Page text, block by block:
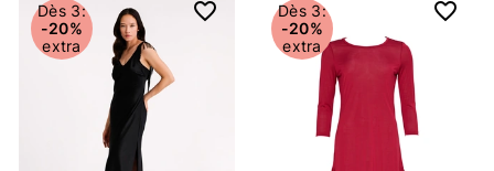
Dès 3:
-20%
extra
Dès 3:
-20%
extra